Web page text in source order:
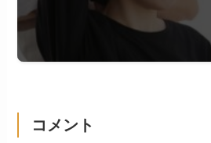
コメント